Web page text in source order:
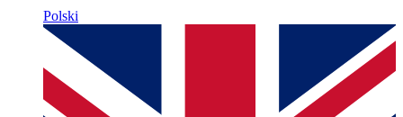
Polski